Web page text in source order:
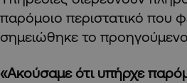
παρόμοιο περιστατικό που
σημειώθηκε το
«Ακούσαμε ότι υπήρχε